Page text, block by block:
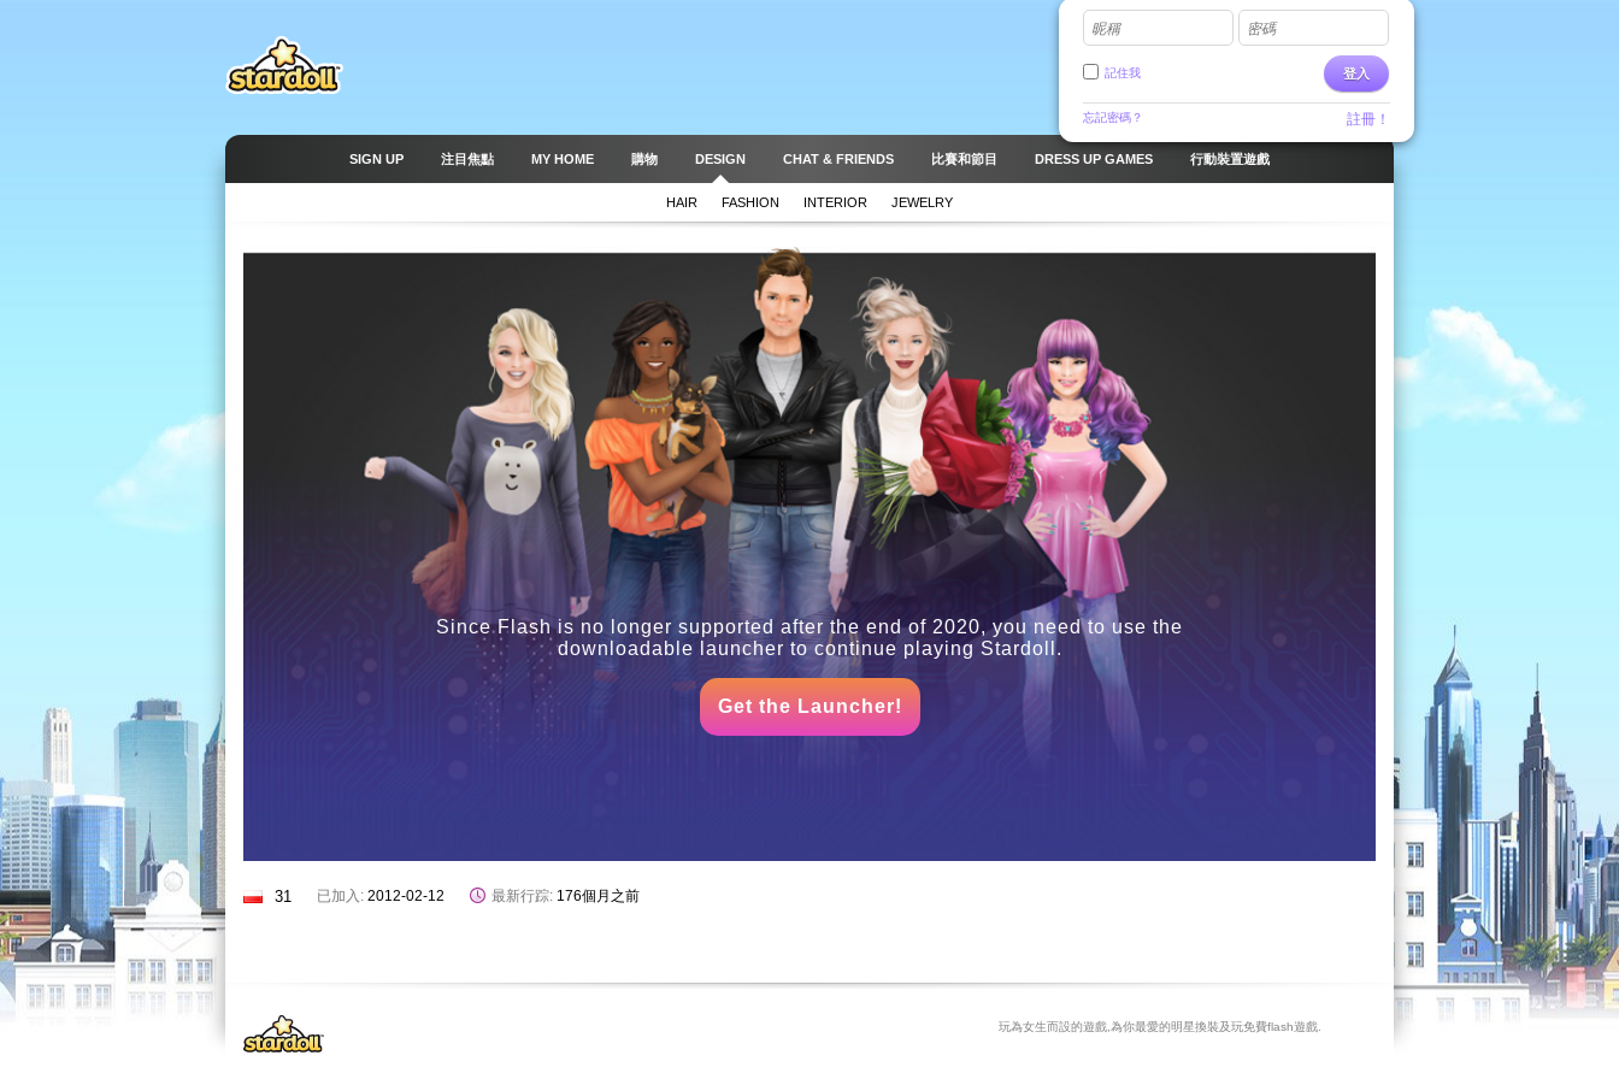
昵稱 密碼
登入
記住我
忘記密碼？ 註冊！
SIGN UP 注目焦點 MY HOME 購物 DESIGN CHAT & FRIENDS 比賽和節目 DRESS UP GAMES 行動裝置遊戲
HAIR FASHION INTERIOR JEWELRY
Since Flash is no longer supported after the end of 2020, you need to use the
downloadable launcher to continue playing Stardoll.
Get the Launcher!
31 已加入: 2012-02-12 最新行踪: 176個月之前
玩為女生而設的遊戲,為你最愛的明星換裝及玩免費flash遊戲.